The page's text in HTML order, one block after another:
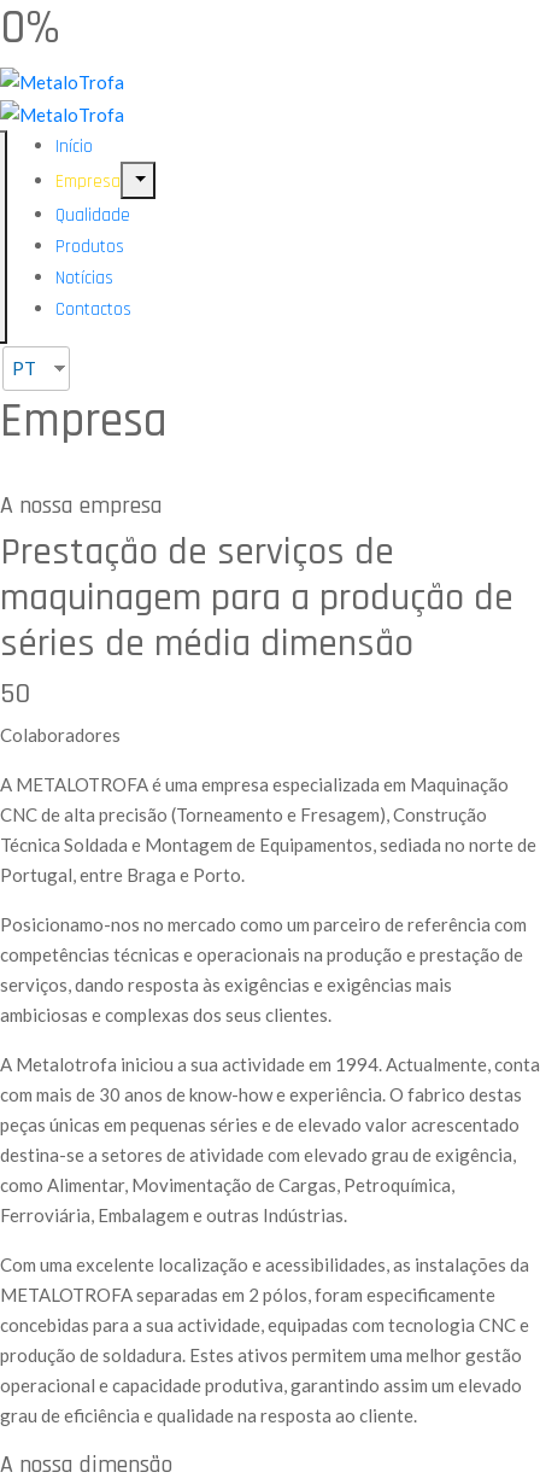
0%
Início
Empresa
Qualidade
Produtos
Notícias
Contactos
PT
Empresa
A nossa empresa
Prestação de serviços de
maquinagem para a produção de
séries de média dimensão
50
Colaboradores
A METALOTROFA é uma empresa especializada em Maquinação
CNC de alta precisão (Torneamento e Fresagem), Construção
Técnica Soldada e Montagem de Equipamentos, sediada no norte de
Portugal, entre Braga e Porto.
Posicionamo-nos no mercado como um parceiro de referência com
competências técnicas e operacionais na produção e prestação de
serviços, dando resposta às exigências e exigências mais
ambiciosas e complexas dos seus clientes.
A Metalotrofa iniciou a sua actividade em 1994. Actualmente, conta
com mais de 30 anos de know-how e experiência. O fabrico destas
peças únicas em pequenas séries e de elevado valor acrescentado
destina-se a setores de atividade com elevado grau de exigência,
como Alimentar, Movimentação de Cargas, Petroquímica,
Ferroviária, Embalagem e outras Indústrias.
Com uma excelente localização e acessibilidades, as instalações da
METALOTROFA separadas em 2 pólos, foram especificamente
concebidas para a sua actividade, equipadas com tecnologia CNC e
produção de soldadura. Estes ativos permitem uma melhor gestão
operacional e capacidade produtiva, garantindo assim um elevado
grau de eficiência e qualidade na resposta ao cliente.
A nossa dimensão